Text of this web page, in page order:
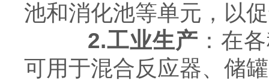
池和消化池等单元，以
2.工业生产 ：在
可用于混合反应器、储